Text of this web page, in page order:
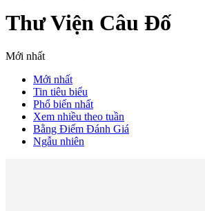
Thư Viện Câu Đố
Mới nhất
Mới nhất
Tin tiêu biểu
Phổ biến nhất
Xem nhiều theo tuần
Bằng Điểm Đánh Giá
Ngẫu nhiên